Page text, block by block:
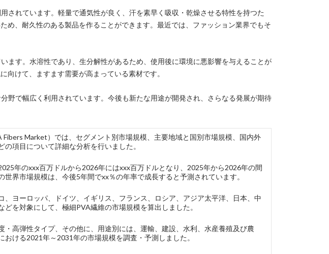
されています。軽量で通気性が良く、汗を素早く吸収・乾燥させる特性を持つた
め、耐久性のある製品を作ることができます。最近では、ファッション業界でもそ
ます。水溶性であり、生分解性があるため、使用後に環境に悪影響を与えることが
向けて、ますます需要が高まっている素材です。
野で幅広く利用されています。今後も新たな用途が開発され、さらなる発展が期待
Market）では、セグメント別市場規模、主要地域と国別市場規模、国内外
項目について詳細な分析を行いました。
年のxxx百万ドルから2026年にはxxx百万ドルとなり、2025年から2026年の間
界市場規模は、今後5年間でxx％の年率で成長すると予測されています。
ヨーロッパ、ドイツ、イギリス、フランス、ロシア、アジア太平洋、日本、中
を対象にして、極細PVA繊維の市場規模を算出しました。
高弾性タイプ、その他に、用途別には、運輸、建設、水利、水産養殖及び農
ける2021年～2031年の市場規模を調査・予測しました。